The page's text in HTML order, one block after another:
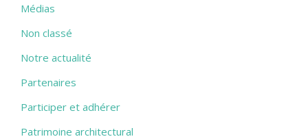
Médias
Non classé
Notre actualité
Partenaires
Participer et adhérer
Patrimoine architectural